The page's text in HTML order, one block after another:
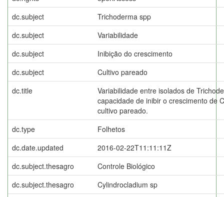
dc.subject
Trichoderma spp
dc.subject
Variabilidade
dc.subject
Inibição do crescimento
dc.subject
Cultivo pareado
dc.title
Variabilidade entre isolados de
capacidade de inibir o crescimento de
cultivo pareado.
dc.type
Folhetos
dc.date.updated
2016-02-22T11:11:11Z
dc.subject.thesagro
Controle Biológico
dc.subject.thesagro
Cylindrocladium sp